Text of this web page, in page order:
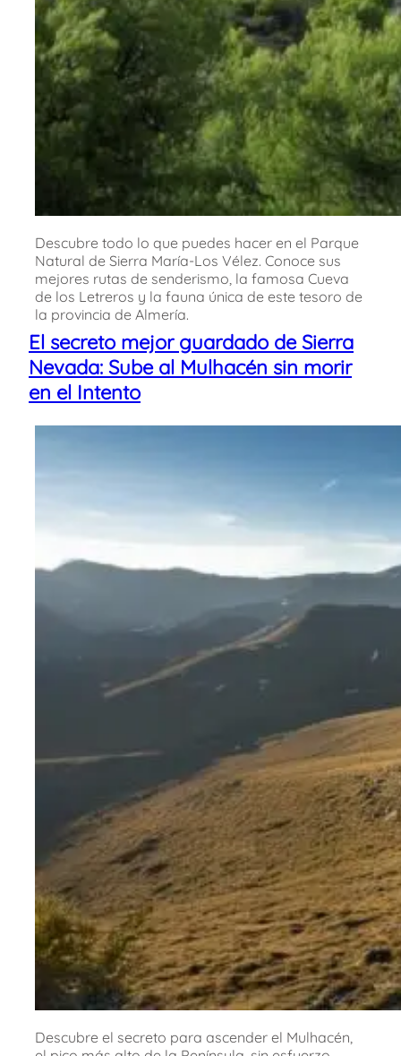
Descubre todo lo que puedes hacer en el Parque
Natural de Sierra María-Los Vélez. Conoce sus
mejores rutas de senderismo, la famosa Cueva
de los Letreros y la fauna única de este tesoro de
la provincia de Almería.
El secreto mejor guardado de Sierra
Nevada: Sube al Mulhacén sin morir
en el Intento
Descubre el secreto para ascender el Mulhacén,